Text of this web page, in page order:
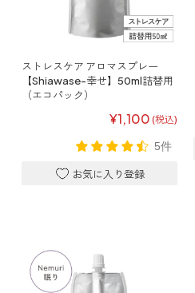
レモンティー
マスク用
花粉対策
アンチ花粉
forキッチン
ストレスケア アロマスプレー
【Shiawase-幸せ】50ml詰替用
（エコパック）
¥1,100 (税込)
5件